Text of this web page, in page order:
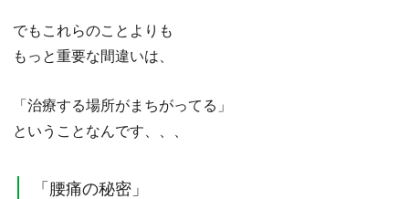
でもこれらのことよりも
もっと重要な間違いは、
「治療する場所がまちがってる」
ということなんです、、、
「腰痛の秘密」